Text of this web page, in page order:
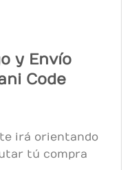
y Envío
Code
te irá orientando
tú compra